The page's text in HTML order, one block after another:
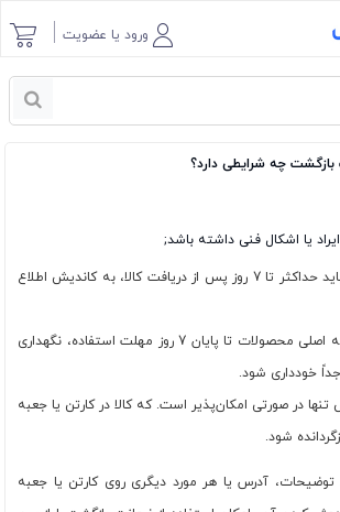
ورود یا عضویت
یا اشکال فنی داشته باشد;
– اشکال و یا ایراد فنی باید حداکثر تا 7 روز پس از دریافت کالا، به کاندیش اطلاع
– لازم است کارتن و جعبه اصلی محصولات تا پایان 7 روز مهلت استفاده، نگهداری
خودداری شود.
در صورتی امکان‌پذیر است. که کالا در کارتن یا جعبه
شود.
آدرس یا هر مورد دیگری روی کارتن یا جعبه